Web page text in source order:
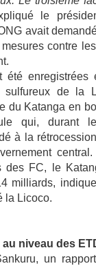
le
avait
contre
été enregistrées
sulfureux de la
du Katanga en
qui, durant
à la
des FC, le
milliards,
la Licoco.
niveau des
un